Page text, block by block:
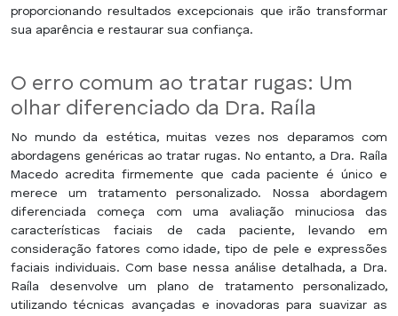
proporcionando resultados excepcionais que irão transformar
sua aparência e restaurar sua confiança.
O erro comum ao tratar rugas: Um
olhar diferenciado da Dra. Raíla
No mundo da estética, muitas vezes nos deparamos com
abordagens genéricas ao tratar rugas. No entanto, a Dra. Raíla
Macedo acredita firmemente que cada paciente é único e
merece um tratamento personalizado. Nossa abordagem
diferenciada começa com uma avaliação minuciosa das
características faciais de cada paciente, levando em
consideração fatores como idade, tipo de pele e expressões
faciais individuais. Com base nessa análise detalhada, a Dra.
Raíla desenvolve um plano de tratamento personalizado,
utilizando técnicas avançadas e inovadoras para suavizar as